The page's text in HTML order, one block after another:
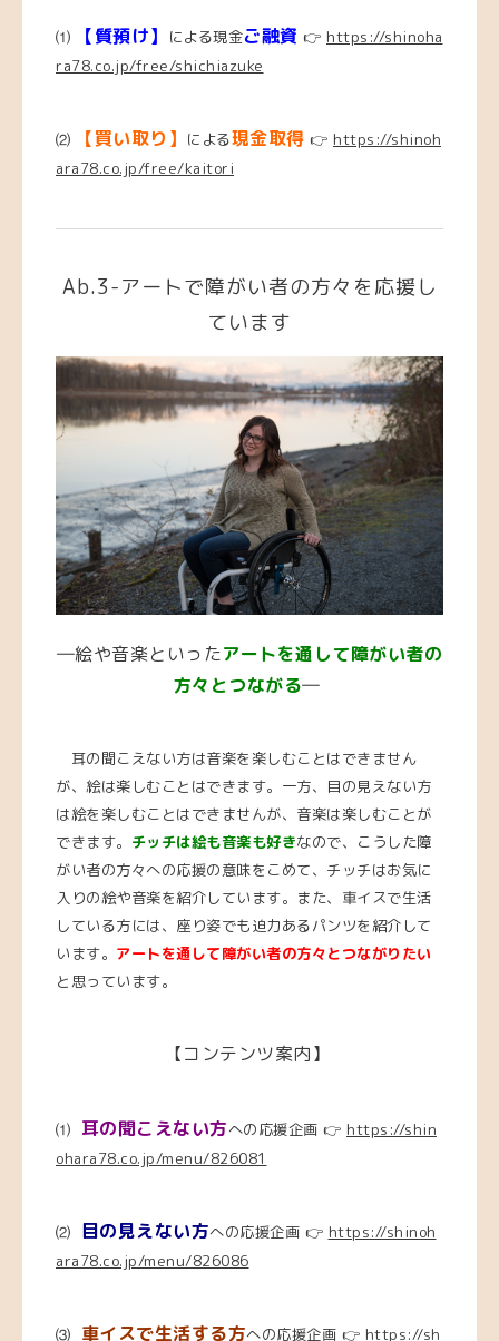
⑴ 【質預け】 による現金ご融資 👉 https://shinoha
ra78.co.jp/free/shichiazuke
⑵ 【買い取り】 による現金取得 👉 https://shinoh
ara78.co.jp/free/kaitori
Ab.3-アートで障がい者の方々を応援し
ています
―絵や音楽といったアートを通して障がい者の
方々とつながる―
耳の聞こえない方は音楽を楽しむことはできません
が、絵は楽しむことはできます。一方、目の見えない方
は絵を楽しむことはできませんが、音楽は楽しむことが
できます。 チッチは絵も音楽も好きなので、こうした障
がい者の方々への応援の意味をこめて、チッチはお気に
入りの絵や音楽を紹介しています。また、車イスで生活
している方には、座り姿でも迫力あるパンツを紹介して
います。 アートを通して障がい者の方々とつながりたい
と思っています。
【コンテンツ案内】
⑴ 耳の聞こえない方への応援企画 👉 https://shin
ohara78.co.jp/menu/826081
⑵ 目の見えない方への応援企画 👉 https://shinoh
ara78.co.jp/menu/826086
⑶ 車イスで生活する方への応援企画 👉 https://sh